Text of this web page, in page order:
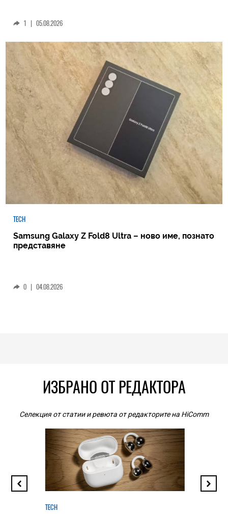
1 | 05.08.2026
TECH
Samsung Galaxy Z Fold8 Ultra – ново име, познато
представяне
0 | 04.08.2026
ИЗБРАНО ОТ РЕДАКТОРА
Селекция от статии и ревюта от редакторите на HiComm
TECH